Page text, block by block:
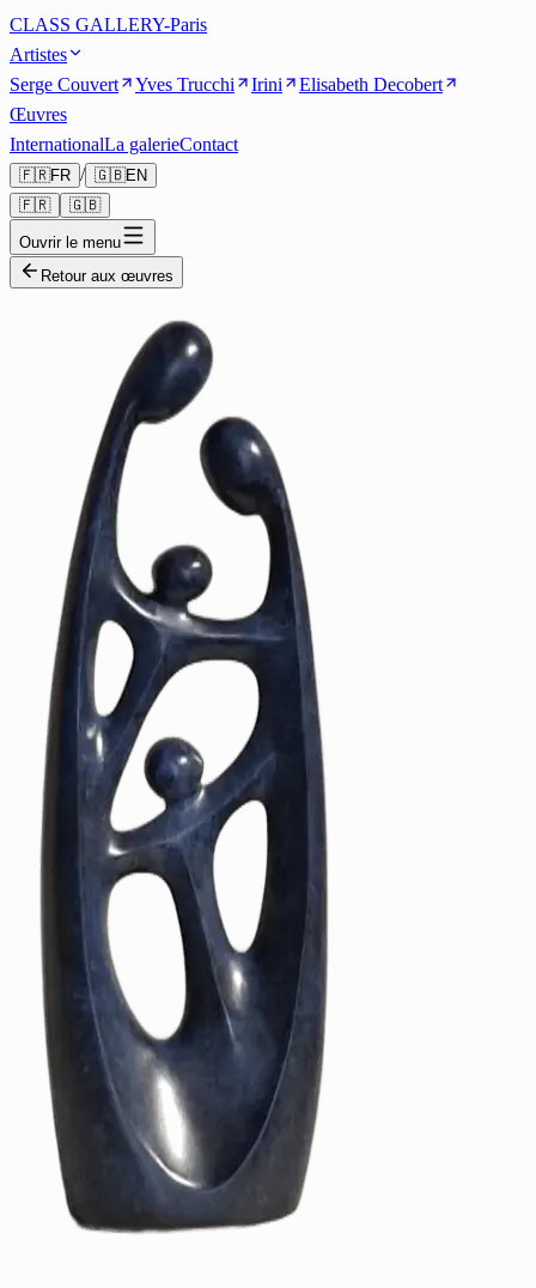
CLASS GALLERY-Paris
Artistes
Serge Couvert
Yves Trucchi Irini
Elisabeth Decobert
Œuvres
InternationalLa galerieContact
🇫🇷FR / 🇬🇧EN
🇫🇷
🇬🇧
Ouvrir le menu
Retour aux œuvres